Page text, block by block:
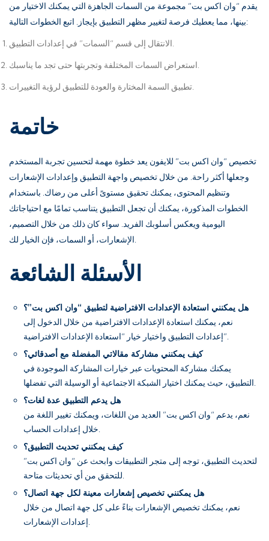
يقدم “وان اكس بت” مجموعة من السمات الجاهزة التي يمكنك الاختيار من
بينها، مما يعطيك فرصة لتغيير مظهر التطبيق بإيجاز. اتبع الخطوات التالية:
الانتقال إلى قسم “السمات” في إعدادات التطبيق.
استعراض السمات المختلفة وتجربتها حتى تجد ما يناسبك.
تطبيق السمة المختارة والعودة للتطبيق لرؤية التغييرات.
خاتمة
تخصيص “وان اكس بت” للايفون يعد خطوة مهمة لتحسين تجربة المستخدم
وجعلها أكثر راحة. من خلال تخصيص واجهة التطبيق وإعدادات الإشعارات
وتنظيم المحتوى، يمكنك تحقيق مستوىً أعلى من رضاك. باستخدام
الخطوات المذكورة، يمكنك أن تجعل التطبيق يتناسب تمامًا مع احتياجاتك
اليومية ويعكس أسلوبك الفريد. سواء كان ذلك من خلال التصميم،
الإشعارات، أو السمات، فإن الخيار لك.
الأسئلة الشائعة
هل يمكنني استعادة الإعدادات الافتراضية لتطبيق “وان اكس بت”؟
نعم، يمكنك استعادة الإعدادات الافتراضية من خلال الدخول إلى
إعدادات التطبيق واختيار خيار “استعادة الإعدادات الافتراضية”.
كيف يمكنني مشاركة مقالاتي المفضلة مع أصدقائي؟
يمكنك مشاركة المحتويات عبر خيارات المشاركة الموجودة في
التطبيق، حيث يمكنك اختيار الشبكة الاجتماعية أو الوسيلة التي تفضلها.
هل يدعم التطبيق عدة لغات؟
نعم، يدعم “وان اكس بت” العديد من اللغات، ويمكنك تغيير اللغة من
خلال إعدادات الحساب.
كيف يمكنني تحديث التطبيق؟
لتحديث التطبيق، توجه إلى متجر التطبيقات وابحث عن “وان اكس بت”
للتحقق من أي تحديثات متاحة.
هل يمكنني تخصيص إشعارات معينة لكل جهة اتصال؟
نعم، يمكنك تخصيص الإشعارات بناءً على كل جهة اتصال من خلال
إعدادات الإشعارات.